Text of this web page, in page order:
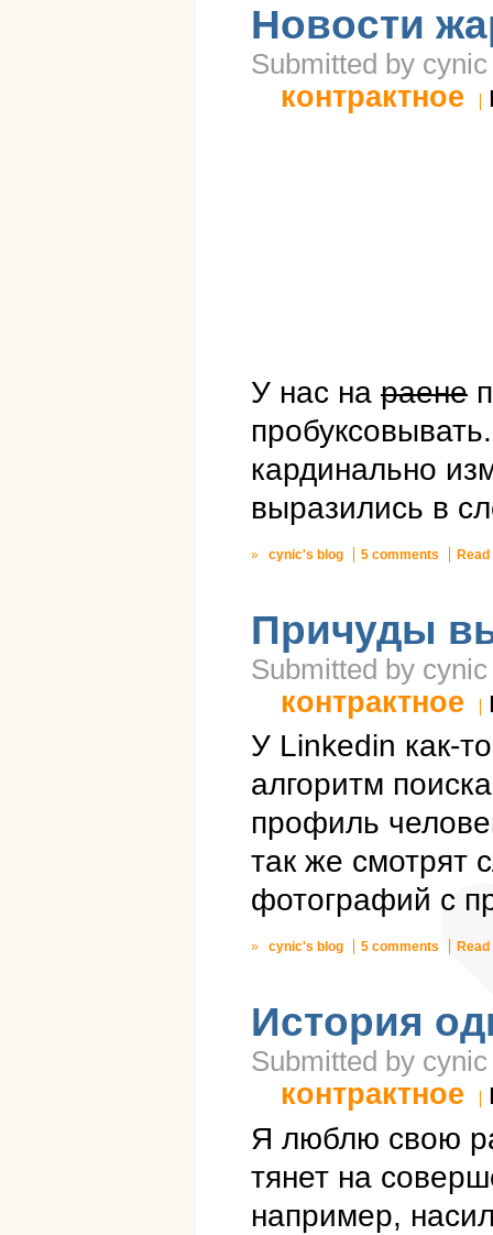
Новости
Submitted by
контрактное
У нас на раене
кардинально
выразились в
» cynic's blog 5 comments
Причуды
Submitted by
контрактное
У Linkedin как-
алгоритм
профиль
так же смотрят
фотографий с
» cynic's blog 5 comments
История
Submitted by
контрактное
Я люблю свою
тянет на
например,